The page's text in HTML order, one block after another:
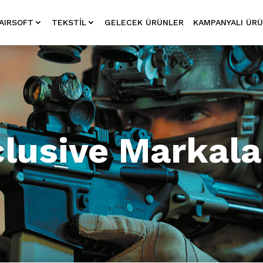
TEKSTIL GELECEK ÜRÜNLER KAMPANYALI